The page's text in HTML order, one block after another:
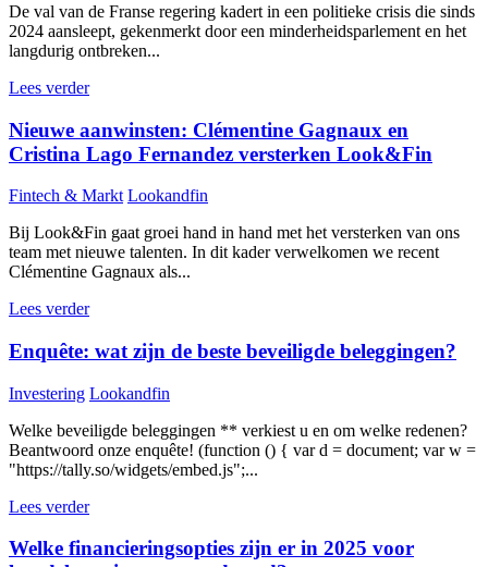
De val van de Franse regering kadert in een politieke crisis die sinds
2024 aansleept, gekenmerkt door een minderheidsparlement en het
langdurig ontbreken...
Lees verder
Nieuwe aanwinsten: Clémentine Gagnaux en
Cristina Lago Fernandez versterken Look&Fin
Fintech & Markt Lookandfin
Bij Look&Fin gaat groei hand in hand met het versterken van ons
team met nieuwe talenten. In dit kader verwelkomen we recent
Clémentine Gagnaux als...
Lees verder
Enquête: wat zijn de beste beveiligde beleggingen?
Investering Lookandfin
Welke beveiligde beleggingen ** verkiest u en om welke redenen?
Beantwoord onze enquête! (function () { var d = document; var w =
"https://tally.so/widgets/embed.js";...
Lees verder
Welke financieringsopties zijn er in 2025 voor